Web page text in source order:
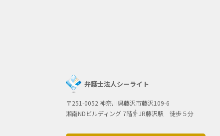
弁護士法人シーライト
〒251-0052 神奈川県藤沢市藤沢109-6
湘南NDビルディング 7階
JR藤沢駅 徒歩５分